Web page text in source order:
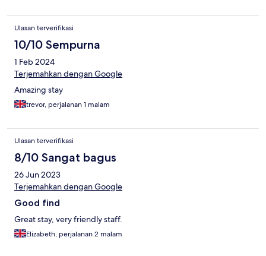
Ulasan terverifikasi
10/10 Sempurna
1 Feb 2024
Terjemahkan dengan Google
Amazing stay
trevor, perjalanan 1 malam
Ulasan terverifikasi
8/10 Sangat bagus
26 Jun 2023
Terjemahkan dengan Google
Good find
Great stay, very friendly staff.
Elizabeth, perjalanan 2 malam